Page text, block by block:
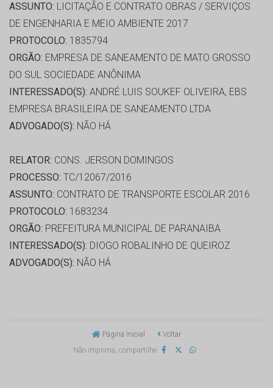
ASSUNTO: LICITAÇÃO E CONTRATO OBRAS / SERVIÇOS
DE ENGENHARIA E MEIO AMBIENTE 2017
PROTOCOLO: 1835794
ORGÃO: EMPRESA DE SANEAMENTO DE MATO GROSSO
DO SUL SOCIEDADE ANÔNIMA
INTERESSADO(S): ANDRÉ LUIS SOUKEF OLIVEIRA, EBS
EMPRESA BRASILEIRA DE SANEAMENTO LTDA
ADVOGADO(S): NÃO HÁ
RELATOR: CONS. JERSON DOMINGOS
PROCESSO: TC/12067/2016
ASSUNTO: CONTRATO DE TRANSPORTE ESCOLAR 2016
PROTOCOLO: 1683234
ORGÃO: PREFEITURA MUNICIPAL DE PARANAIBA
INTERESSADO(S): DIOGO ROBALINHO DE QUEIROZ
ADVOGADO(S): NÃO HÁ
Página Inicial
Voltar
Não imprima, compartilhe